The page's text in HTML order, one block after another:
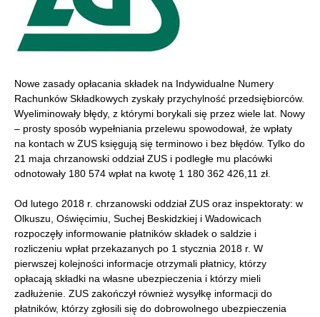
Nowe zasady opłacania składek na Indywidualne Numery
Rachunków Składkowych zyskały przychylność przedsiębiorców.
Wyeliminowały błędy, z którymi borykali się przez wiele lat. Nowy
– prosty sposób wypełniania przelewu spowodował, że wpłaty
na kontach w ZUS księgują się terminowo i bez błędów. Tylko do
21 maja chrzanowski oddział ZUS i podległe mu placówki
odnotowały 180 574 wpłat na kwotę 1 180 362 426,11 zł.
Od lutego 2018 r. chrzanowski oddział ZUS oraz inspektoraty: w
Olkuszu, Oświęcimiu, Suchej Beskidzkiej i Wadowicach
rozpoczęły informowanie płatników składek o saldzie i
rozliczeniu wpłat przekazanych po 1 stycznia 2018 r. W
pierwszej kolejności informacje otrzymali płatnicy, którzy
opłacają składki na własne ubezpieczenia i którzy mieli
zadłużenie. ZUS zakończył również wysyłkę informacji do
płatników, którzy zgłosili się do dobrowolnego ubezpieczenia